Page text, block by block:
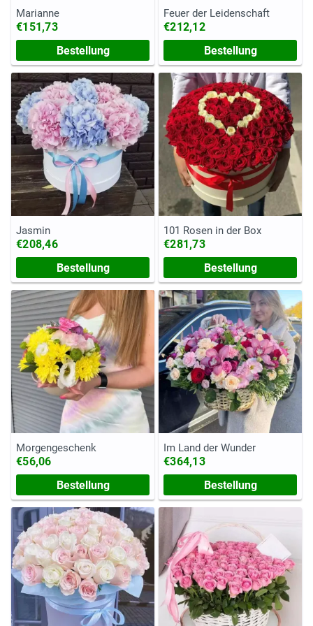
Marianne
€151,73
Bestellung
Feuer der Leidenschaft
€212,12
Bestellung
Jasmin
€208,46
Bestellung
101 Rosen in der Box
€281,73
Bestellung
Morgengeschenk
€56,06
Bestellung
Im Land der Wunder
€364,13
Bestellung